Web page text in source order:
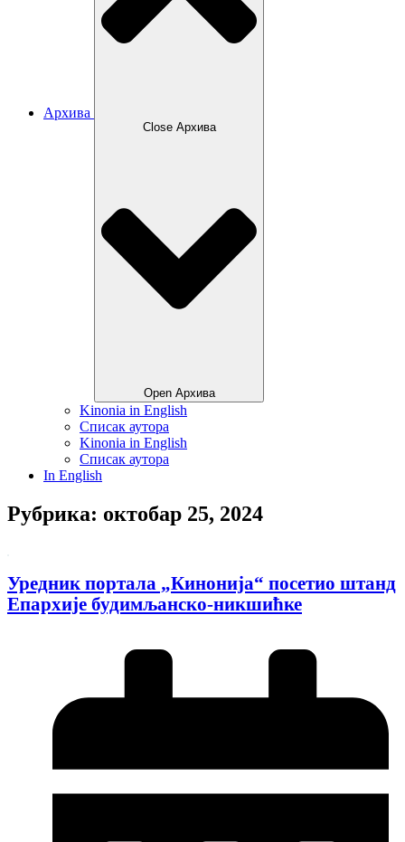
Архива
Close Архива
Open Архива
Kinonia in English
Списак аутора
Kinonia in English
Списак аутора
In English
Рубрика: октобар 25, 2024
Уредник портала „Кинонија“ посетио штанд
Епархије будимљанско-никшићке